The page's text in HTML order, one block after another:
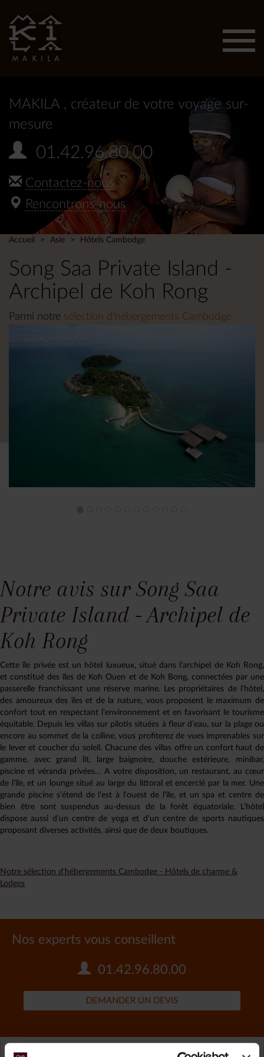
MAKILA , créateur de votre voyage sur-
mesure
01.42.96.80.00
Contactez-nous
Rencontrons-nous
Accueil Asie Hôtels Cambodge
Song Saa Private Island -
Archipel de Koh Rong
Parmi notre sélection d'hébergements Cambodge
Notre avis sur Song Saa
Private Island - Archipel de
Koh Rong
Cette île privée est un hôtel luxueux, situé dans l’archipel de Koh Rong,
et constitué des îles de Koh Ouen et de Koh Bong, connectées par une
passerelle franchissant une réserve marine. Les propriétaires de l’hôtel,
des amoureux des îles et de la nature, vous proposent le maximum de
confort tout en respectant l’environnement et en favorisant le tourisme
équitable. Depuis les villas sur pilotis situées à fleur d’eau, sur la plage ou
encore au sommet de la colline, vous profiterez de vues imprenables sur
le lever et coucher du soleil. Chacune des villas offre un confort haut de
gamme, avec grand lit, large baignoire, douche extérieure, minibar,
piscine et véranda privées… A votre disposition, un restaurant, au cœur
de l’île, et un lounge situé au large du littoral et encerclé par la mer. Une
grande piscine s’étend de l’est à l’ouest de l’île, et un spa et centre de
bien être sont suspendus au-dessus de la forêt équatoriale. L’hôtel
dispose aussi d’un centre de yoga et d’un centre de sports nautiques
proposant diverses activités, ainsi que de deux boutiques.
Notre sélection d'hébergements Cambodge - Hôtels de charme &
Lodges
Nos experts vous conseillent
01.42.96.80.00
DEMANDER UN DEVIS